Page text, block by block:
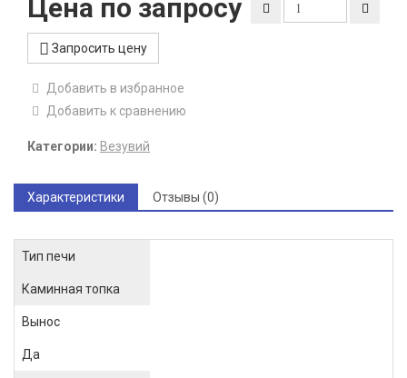
Цена по запросу
Запросить цену
Добавить в избранное
Добавить к сравнению
Категории: Везувий
Характеристики Отзывы (0)
Тип печи
Каминная топка
Вынос
Да